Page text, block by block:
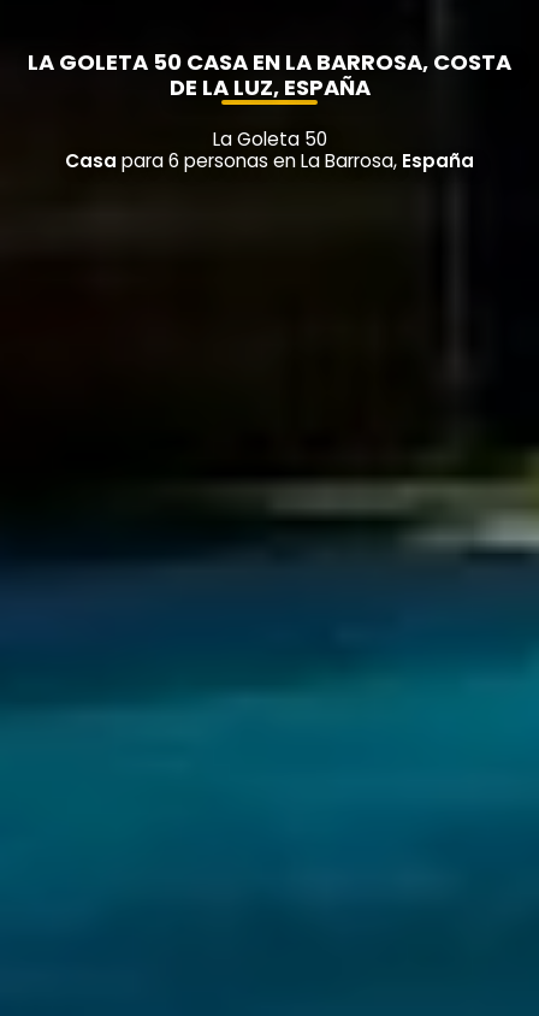
LA GOLETA 50 CASA EN LA BARROSA, COSTA
DE LA LUZ, ESPAÑA
La Goleta 50
Casa para 6 personas en La Barrosa, España